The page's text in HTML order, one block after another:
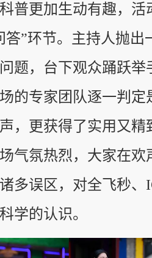
更加生动有趣，活
答”环节。主持人抛出
题，台下观众踊跃举
的专家团队逐一判定
，更获得了实用又精
气氛热烈，大家在欢
多误区，对全飞秒、
学的认识。